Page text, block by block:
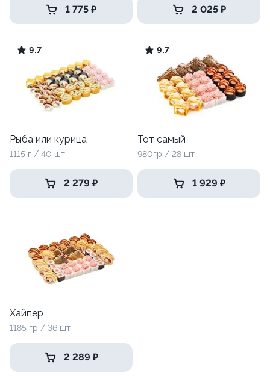
1 775 ₽ 2 025 ₽
9.7
Рыба или курица
1115 г / 40 шт
2 279 ₽
9.7
Тот самый
980гр / 28 шт
1 929 ₽
Хайпер
1185 гр / 36 шт
2 289 ₽